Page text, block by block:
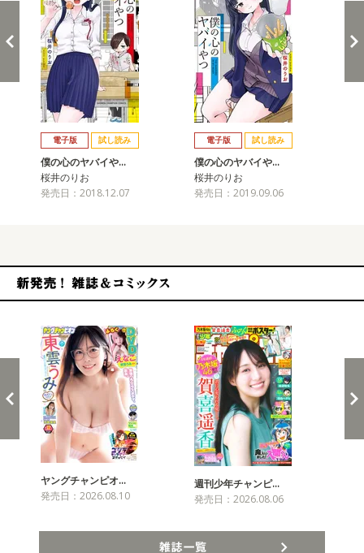
電子版 試し読み
僕の心のヤバイや…
桜井のりお
発売日：2018.12.07
電子版 試し読み
僕の心のヤバイや…
桜井のりお
発売日：2019.09.06
ヤングチャンピオ…
発売日：2026.08.10
週刊少年チャンピ…
発売日：2026.08.06